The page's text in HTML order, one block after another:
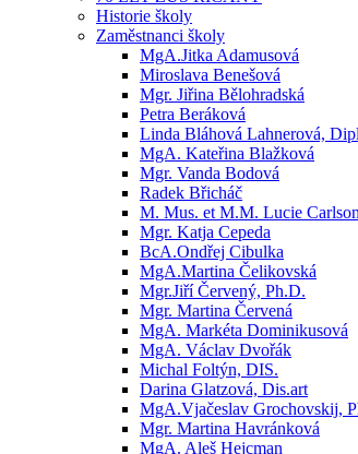
Historie školy
Zaměstnanci školy
MgA.Jitka Adamusová
Miroslava Benešová
Mgr. Jiřina Bělohradská
Petra Beráková
Linda Bláhová Lahnerová,
MgA. Kateřina Blažková
Mgr. Vanda Bodová
Radek Břicháč
M. Mus. et M.M. Lucie Carlson
Mgr. Katja Cepeda
BcA.Ondřej Cibulka
MgA.Martina Čelikovská
Mgr.Jiří Červený, Ph.D.
Mgr. Martina Červená
MgA. Markéta Dominikusová
MgA. Václav Dvořák
Michal Foltýn, DIS.
Darina Glatzová, Dis.art
MgA.Vjačeslav Grochovskij,
Mgr. Martina Havránková
MgA. Aleš Hejcman